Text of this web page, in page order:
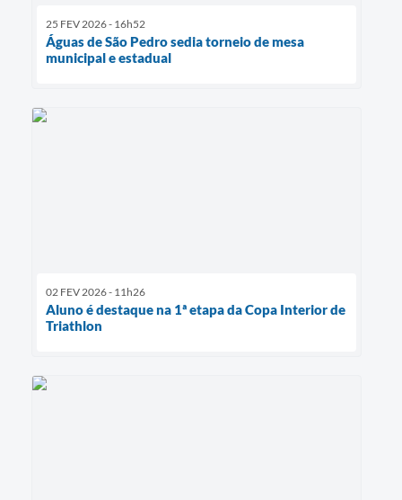
25 FEV 2026 - 16h52
Águas de São Pedro sedia torneio de mesa
municipal e estadual
02 FEV 2026 - 11h26
Aluno é destaque na 1ª etapa da Copa Interior de
Triathlon